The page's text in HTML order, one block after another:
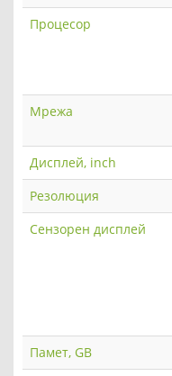
Процесор
Мрежа
Дисплей, inch
Резолюция
Сензорен дисплей
Памет, GB